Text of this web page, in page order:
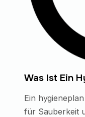
Was Ist Ein
Ein
für Sauberkeit